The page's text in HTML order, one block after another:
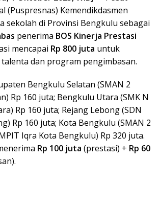
(Puspresnas) Kemendikdasmen
sekolah di Provinsi Bengkulu sebagai
penerima BOS Kinerja Prestasi
mencapai Rp 800 juta untuk
dan program pengimbasan.
Bengkulu Selatan (SMAN 2
Rp 160 juta; Bengkulu Utara (SMK N
Rp 160 juta; Rejang Lebong (SDN
Rp 160 juta; Kota Bengkulu (SMAN 2
Iqra Kota Bengkulu) Rp 320 juta.
Rp 100 juta (prestasi) + Rp 60